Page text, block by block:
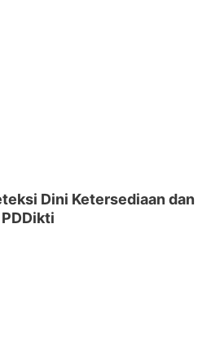
Dini Ketersediaan dan